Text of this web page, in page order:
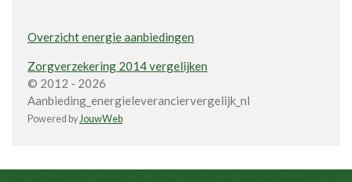
Overzicht energie aanbiedingen
Zorgverzekering 2014 vergelijken
© 2012 - 2026
Aanbieding_energieleveranciervergelijk_nl
Powered byJouwWeb